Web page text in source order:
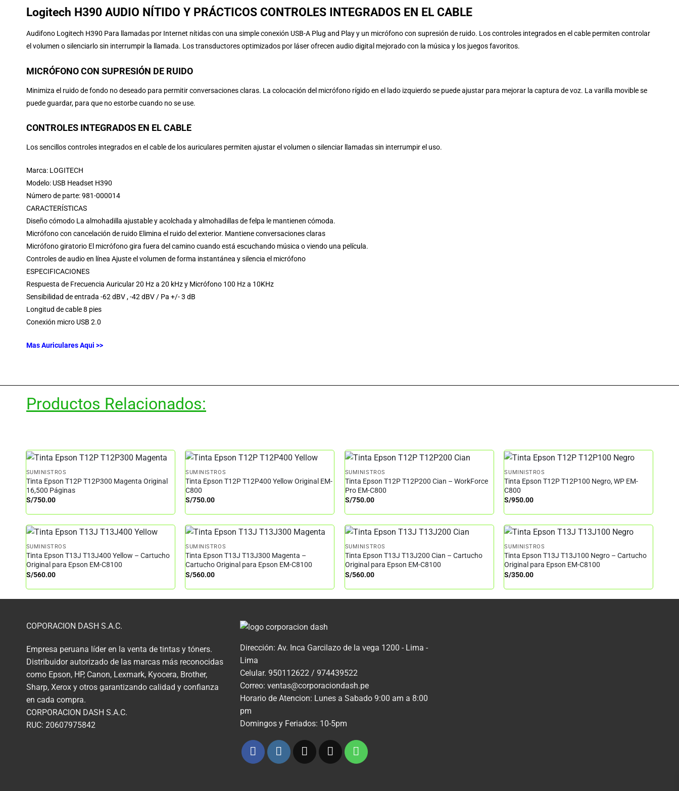
Logitech H390 AUDIO NÍTIDO Y PRÁCTICOS CONTROLES INTEGRADOS EN EL CABLE
Audifono Logitech H390 Para llamadas por Internet nítidas con una simple conexión USB-A Plug and Play y un micrófono con supresión de ruido. Los controles integrados en el cable permiten controlar
el volumen o silenciarlo sin interrumpir la llamada. Los transductores optimizados por láser ofrecen audio digital mejorado con la música y los juegos favoritos.
MICRÓFONO CON SUPRESIÓN DE RUIDO
Minimiza el ruido de fondo no deseado para permitir conversaciones claras. La colocación del micrófono rígido en el lado izquierdo se puede ajustar para mejorar la captura de voz. La varilla movible se
puede guardar, para que no estorbe cuando no se use.
CONTROLES INTEGRADOS EN EL CABLE
Los sencillos controles integrados en el cable de los auriculares permiten ajustar el volumen o silenciar llamadas sin interrumpir el uso.
Marca: LOGITECH
Modelo: USB Headset H390
Número de parte: 981-000014
CARACTERÍSTICAS
Diseño cómodo La almohadilla ajustable y acolchada y almohadillas de felpa le mantienen cómoda.
Micrófono con cancelación de ruido Elimina el ruido del exterior. Mantiene conversaciones claras
Micrófono giratorio El micrófono gira fuera del camino cuando está escuchando música o viendo una película.
Controles de audio en línea Ajuste el volumen de forma instantánea y silencia el micrófono
ESPECIFICACIONES
Respuesta de Frecuencia Auricular 20 Hz a 20 kHz y Micrófono 100 Hz a 10KHz
Sensibilidad de entrada -62 dBV , -42 dBV / Pa +/- 3 dB
Longitud de cable 8 pies
Conexión micro USB 2.0
Mas Auriculares Aqui >>
Productos Relacionados:
SUMINISTROS
Tinta Epson T12P T12P300 Magenta Original
16,500 Páginas
S/750.00
SUMINISTROS
Tinta Epson T12P T12P400 Yellow Original EM-
C800
S/750.00
SUMINISTROS
Tinta Epson T12P T12P200 Cian – WorkForce
Pro EM-C800
S/750.00
SUMINISTROS
Tinta Epson T12P T12P100 Negro, WP EM-
C800
S/950.00
SUMINISTROS
Tinta Epson T13J T13J400 Yellow – Cartucho
Original para Epson EM-C8100
S/560.00
SUMINISTROS
Tinta Epson T13J T13J300 Magenta –
Cartucho Original para Epson EM-C8100
S/560.00
SUMINISTROS
Tinta Epson T13J T13J200 Cian – Cartucho
Original para Epson EM-C8100
S/560.00
SUMINISTROS
Tinta Epson T13J T13J100 Negro – Cartucho
Original para Epson EM-C8100
S/350.00
COPORACION DASH S.A.C.
Empresa peruana líder en la venta de tintas y tóners.
Distribuidor autorizado de las marcas más reconocidas
como Epson, HP, Canon, Lexmark, Kyocera, Brother,
Sharp, Xerox y otros garantizando calidad y confianza
en cada compra.
CORPORACION DASH S.A.C.
RUC: 20607975842
Dirección: Av. Inca Garcilazo de la vega 1200 - Lima -
Lima
Celular. 950112622 / 974439522
Correo: ventas@corporaciondash.pe
Horario de Atencion: Lunes a Sabado 9:00 am a 8:00
pm
Domingos y Feriados: 10-5pm